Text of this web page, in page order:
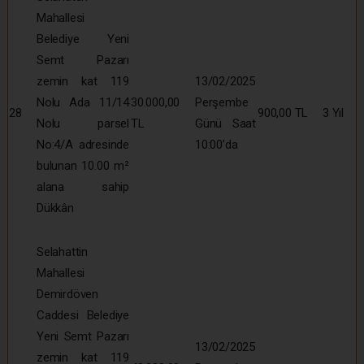
28
Mahallesi
Belediye Yeni
Semt Pazarı
zemin kat 119
Nolu Ada 11/14
Nolu parsel
No:4/A adresinde
bulunan 10.00 m²
alana sahip
Dükkân
30.000,00
TL
13/02/2025
Perşembe
Günü Saat
10:00’da
900,00 TL 3 Yıl
Selahattin
Mahallesi
Demirdöven
Caddesi Belediye
Yeni Semt Pazarı
zemin kat 119
13/02/2025